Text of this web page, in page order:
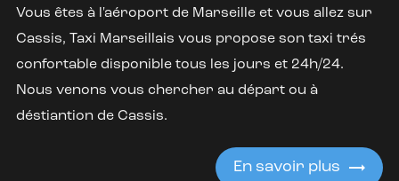
Vous êtes à l'aéroport de Marseille et vous allez sur
Cassis, Taxi Marseillais vous propose son taxi trés
confortable disponible tous les jours et 24h/24.
Nous venons vous chercher au départ ou à
déstiantion de Cassis.
En savoir plus